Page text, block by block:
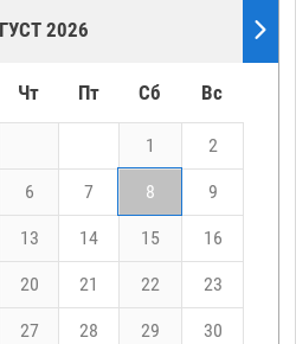
2026
Чт Пт Сб Вс
1 2
6 7 8 9
13 14 15 16
20 21 22 23
27 28 29 30